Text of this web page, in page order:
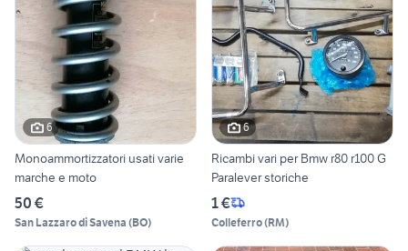
6
Monoammortizzatori usati varie
marche e moto
50 €
San Lazzaro di Savena (BO)
6
Ricambi vari per Bmw r80 r100 G
Paralever storiche
1 €
Colleferro(RM)